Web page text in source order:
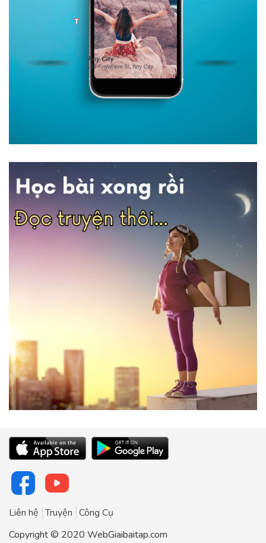
Liên hệ Truyện Công Cụ
Copyright © 2020 WebGiaibaitap.com